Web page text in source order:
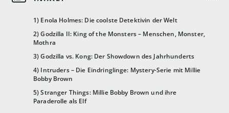
1) Enola Holmes: Die coolste Detektivin der Welt
2) Godzilla II: King of the Monsters – Menschen, Monster,
Mothra
3) Godzilla vs. Kong: Der Showdown des Jahrhunderts
4) Intruders – Die Eindringlinge: Mystery-Serie mit Millie
Bobby Brown
5) Stranger Things: Millie Bobby Brown und ihre
Paraderolle als Elf